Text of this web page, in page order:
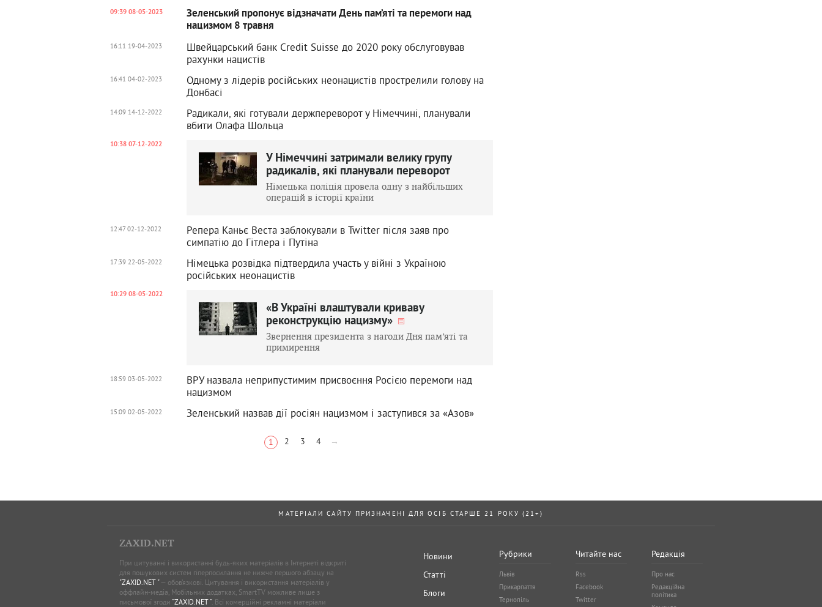
09:39 08-05-2023
Зеленський пропонує відзначати День пам’яті та перемоги над
нацизмом 8 травня
16:11 19-04-2023
Швейцарський банк Credit Suisse до 2020 року обслуговував
рахунки нацистів
16:41 04-02-2023
Одному з лідерів російських неонацистів прострелили голову на
Донбасі
14:09 14-12-2022
Радикали, які готували держпереворот у Німеччині, планували
вбити Олафа Шольца
10:38 07-12-2022
У Німеччині затримали велику групу
радикалів, які планували переворот
Німецька поліція провела одну з найбільших
операцій в історії країни
12:47 02-12-2022
Репера Каньє Веста заблокували в Twitter після заяв про
симпатію до Гітлера і Путіна
17:39 22-05-2022
Німецька розвідка підтвердила участь у війні з Україною
російських неонацистів
10:29 08-05-2022
«В Україні влаштували криваву
реконструкцію нацизму»
Звернення президента з нагоди Дня пам’яті та
примирення
18:59 03-05-2022
ВРУ назвала неприпустимим присвоєння Росією перемоги над
нацизмом
15:09 02-05-2022 Зеленський назвав дії росіян нацизмом і заступився за «Азов»
1 2 3 4 →
МАТЕРІАЛИ САЙТУ ПРИЗНАЧЕНІ ДЛЯ ОСІБ СТАРШЕ 21 РОКУ (21+)
ZAXID.NET
При цитуванні і використанні будь-яких матеріалів в Інтернеті відкриті
для пошукових систем гіперпосилання не нижче першого абзацу на
"ZAXID.NET "— обов’язкові. Цитування і використання матеріалів у
оффлайн-медіа, Мобільних додатках, SmartTV можливе лише з
письмової згоди "ZAXID.NET ". Всі комерційні рекламні матеріали
Новини
Статті
Блоги
Рубрики
Львів
Прикарпаття
Тернопіль
Читайте нас
Rss
Facebook
Twitter
Редакція
Про нас
Редакційна
політика